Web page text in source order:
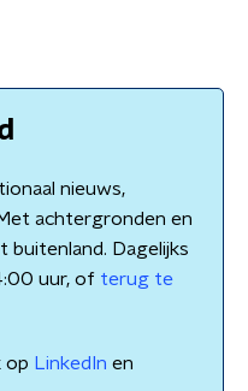
nieuws,
achtergronden en
buitenland. Dagelijks
uur, of terug te
op LinkedIn en